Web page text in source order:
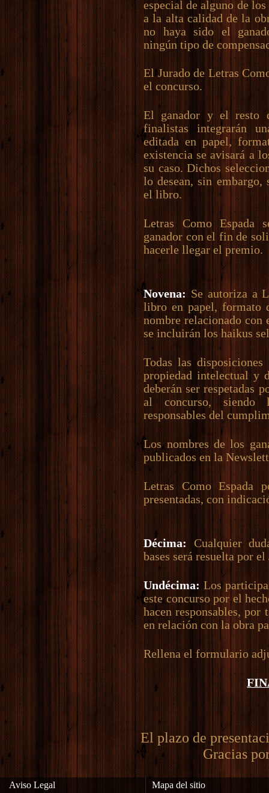
especial de alguno de
a la alta calidad de la
no haya sido el
ningún tipo de
El Jurado de Letras
el concurso.
El ganador y el resto
finalistas integrarán
editada en papel,
existencia se avisará a
su caso. Dichos
lo desean, sin
el libro.
Letras Como Espada
ganador con el fin de
hacerle llegar el premio.
Novena: Se autoriza a
libro en papel, formato
nombre relacionado con
se incluirán los haikus
Todas las
propiedad intelectual y
deberán ser respetadas
al concurso, siendo
responsables del
Los nombres de los
publicados en la
Letras Como Espada
presentadas, con
Décima: Cualquier
bases será resuelta por
Undécima: Los
este concurso por el
hacen responsables, por
en relación con la obra
Rellena el formulario
El plazo de
Gracias
Aviso Legal
Mapa del sitio